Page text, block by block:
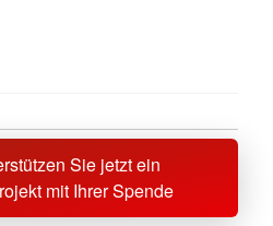
Sie jetzt ein
mit Ihrer Spende
Sprache wechseln zu